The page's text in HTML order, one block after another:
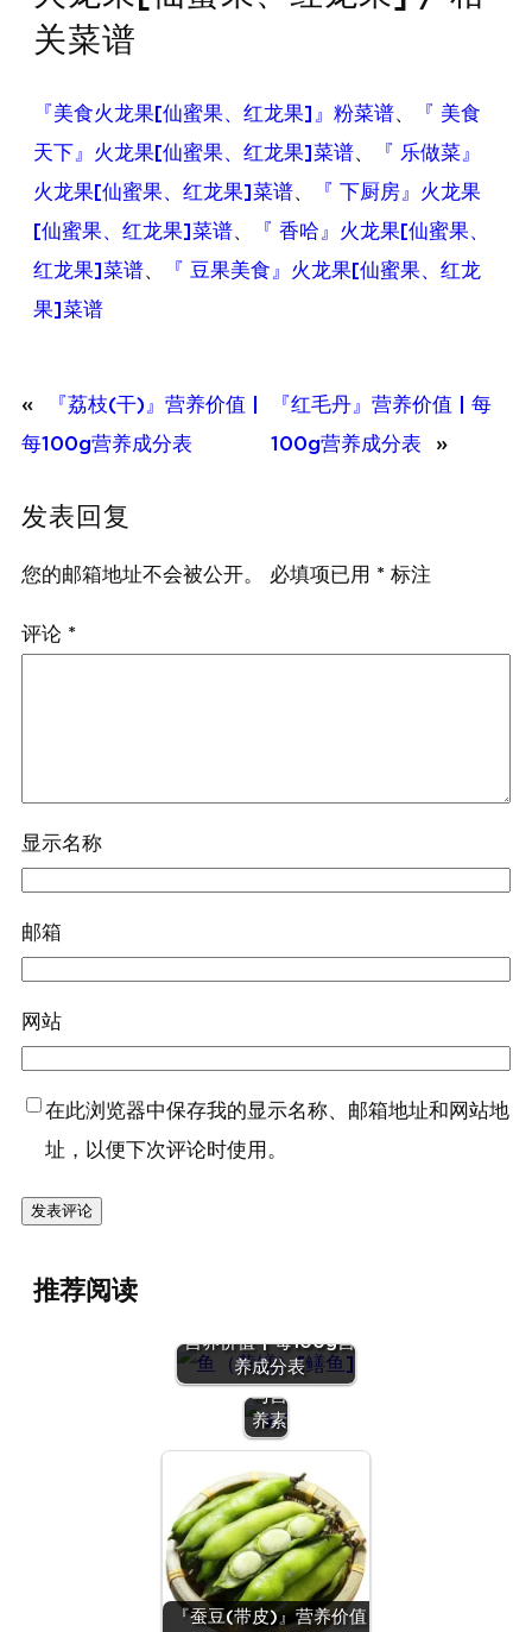
关菜谱
『美食火龙果[仙蜜果、红龙果]』粉菜谱、
『 美食
天下』火龙果[仙蜜果、红龙果]菜谱、
『 乐做菜』
火龙果[仙蜜果、红龙果]菜谱、
『 下厨房』火龙果
[仙蜜果、红龙果]菜谱、
『 香哈』火龙果[仙蜜果、
红龙果]菜谱、
『 豆果美食』火龙果[仙蜜果、红龙
果]菜谱
«
『荔枝(干)』营养价值 |
每100g营养成分表
『红毛丹』营养价值 | 每
100g营养成分表
»
发表回复
您的邮箱地址不会被公开。 必填项已用 * 标注
评论 *
显示名称
邮箱
网站
在此浏览器中保存我的显示名称、邮箱地址和网站地
址，以便下次评论时使用。
推荐阅读
营养价值 | 每100g营
养成分表
（一）：
营养
与营
养素
『蚕豆(带皮)』营养价值
『红星苹